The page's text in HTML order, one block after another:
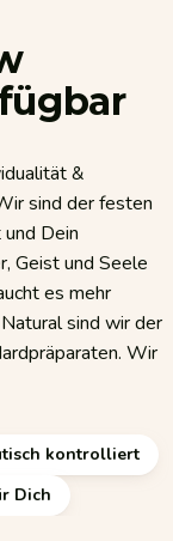
&
sind der festen
Dein
Geist und Seele
es mehr
sind wir der
Wir
kontrolliert
Dich